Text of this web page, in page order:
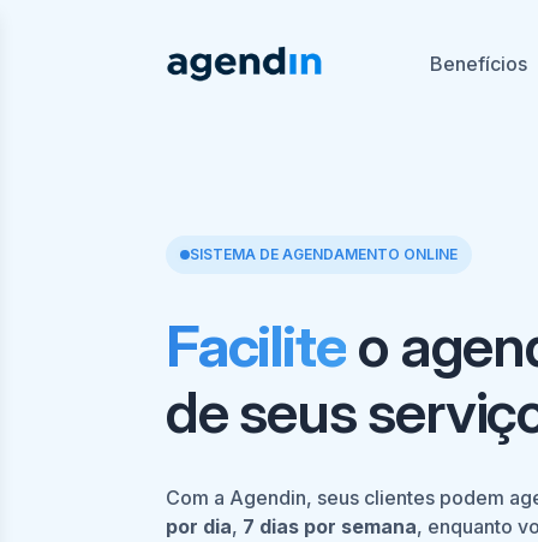
Benefícios
SISTEMA DE AGENDAMENTO ONLINE
Faciliteo
de seus
Com a Agendin, seus clientes podem
por dia, 7 dias por semana, enquanto